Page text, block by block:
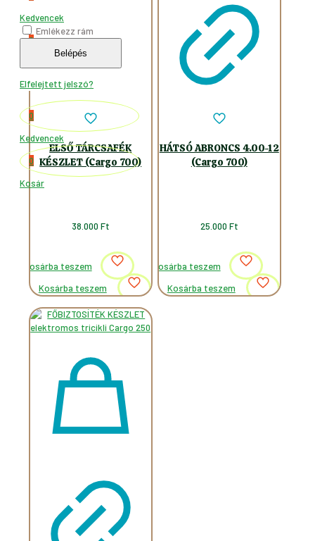
Kedvencek
0
Emlékezz rám
Belépés
Elfelejtett jelszó?
0
Kedvencek
0
Kosár
ELSŐ TÁRCSAFÉK
KÉSZLET (Cargo 700)
38.000 Ft
Kosárba teszem
Kosárba teszem
HÁTSÓ ABRONCS 4.00-12
(Cargo 700)
25.000 Ft
Kosárba teszem
Kosárba teszem